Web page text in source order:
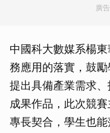
廣
中國科大數媒系楊
務應用的落實，鼓
提出具備產業需求
成果作品，此次競
專長契合，學生也能